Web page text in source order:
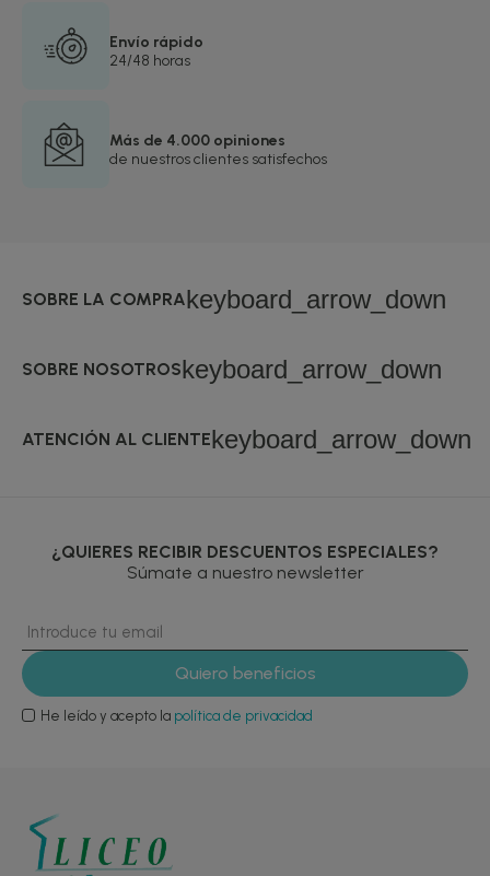
Envío rápido
24/48 horas
Más de 4.000 opiniones
de nuestros clientes satisfechos
SOBRE LA COMPRAkeyboard_arrow_down
SOBRE NOSOTROSkeyboard_arrow_down
ATENCIÓN AL CLIENTEkeyboard_arrow_down
¿QUIERES RECIBIR DESCUENTOS ESPECIALES?
Súmate a nuestro newsletter
He leído y acepto la política de privacidad